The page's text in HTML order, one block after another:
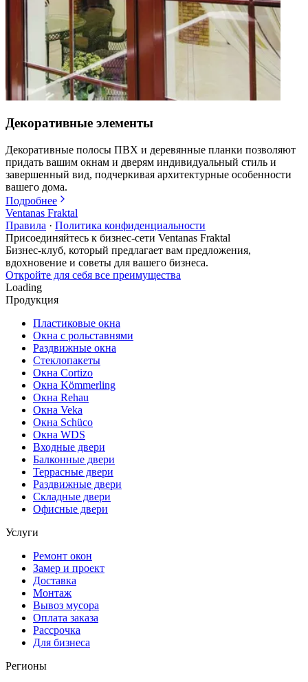
Декоративные элементы
Декоративные полосы ПВХ и деревянные планки позволяют
придать вашим окнам и дверям индивидуальный стиль и
завершенный вид, подчеркивая архитектурные особенности
вашего дома.
Подробнее
Ventanas Fraktal
Правила · Политика конфиденциальности
Присоединяйтесь к бизнес-сети Ventanas Fraktal
Бизнес-клуб, который предлагает вам предложения,
вдохновение и советы для вашего бизнеса.
Откройте для себя все преимущества
Loading
Продукция
Пластиковые окна
Окна с рольставнями
Раздвижные окна
Стеклопакеты
Окна Cortizo
Окна Kömmerling
Окна Rehau
Окна Veka
Окна Schüco
Окна WDS
Входные двери
Балконные двери
Террасные двери
Раздвижные двери
Складные двери
Офисные двери
Услуги
Ремонт окон
Замер и проект
Доставка
Монтаж
Вывоз мусора
Оплата заказа
Рассрочка
Для бизнеса
Регионы